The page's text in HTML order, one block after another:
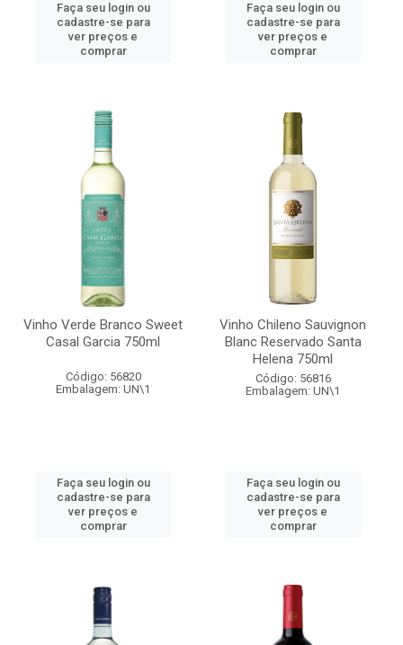
Faça seu login ou
cadastre-se para
ver preços e
comprar
Faça seu login ou
cadastre-se para
ver preços e
comprar
Vinho Verde Branco Sweet
Casal Garcia 750ml
Código: 56820
Embalagem: UN\1
Faça seu login ou
cadastre-se para
ver preços e
comprar
Vinho Chileno Sauvignon
Blanc Reservado Santa
Helena 750ml
Código: 56816
Embalagem: UN\1
Faça seu login ou
cadastre-se para
ver preços e
comprar